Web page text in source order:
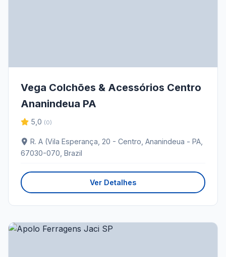
Vega Colchões & Acessórios Centro
Ananindeua PA
5,0 (0)
R. A (Vila Esperança, 20 - Centro, Ananindeua - PA,
67030-070, Brazil
Ver Detalhes